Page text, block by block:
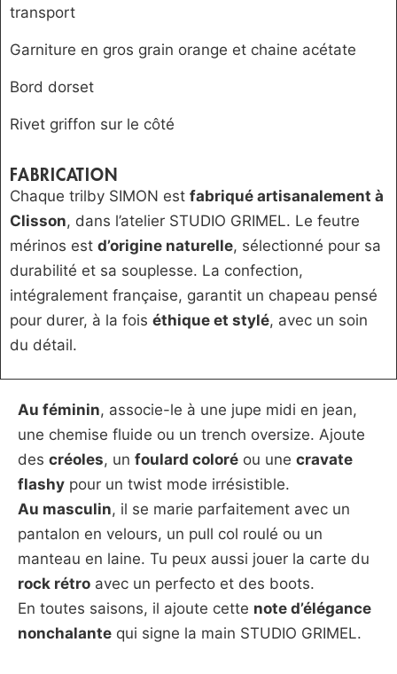
transport
Garniture en gros grain orange et chaine acétate
Bord dorset
Rivet griffon sur le côté
FABRICATION
Chaque trilby SIMON est fabriqué artisanalement à
Clisson, dans l’atelier STUDIO GRIMEL. Le feutre
mérinos est d’origine naturelle, sélectionné pour sa
durabilité et sa souplesse. La confection,
intégralement française, garantit un chapeau pensé
pour durer, à la fois éthique et stylé, avec un soin
du détail.
Au féminin, associe-le à une jupe midi en jean,
une chemise fluide ou un trench oversize. Ajoute
des créoles, un foulard coloré ou une cravate
flashy pour un twist mode irrésistible.
Au masculin, il se marie parfaitement avec un
pantalon en velours, un pull col roulé ou un
manteau en laine. Tu peux aussi jouer la carte du
rock rétro avec un perfecto et des boots.
En toutes saisons, il ajoute cette note d’élégance
nonchalante qui signe la main STUDIO GRIMEL.